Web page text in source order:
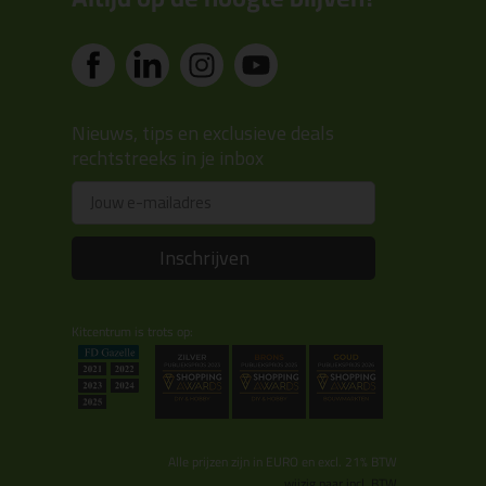
Nieuws, tips en exclusieve deals
rechtstreeks in je inbox
Inschrijven
Kitcentrum is trots op:
Alle prijzen zijn in EURO en excl. 21% BTW